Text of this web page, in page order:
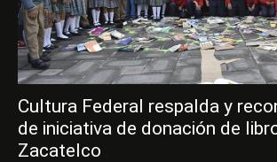
Cultura Federal respalda y
de iniciativa de donación de
Zacatelco